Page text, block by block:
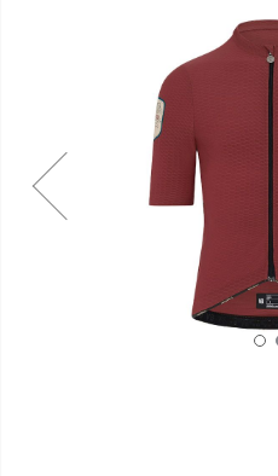
gallery
gallery